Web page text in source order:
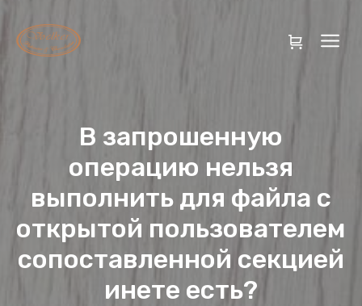
В запрошенную
операцию нельзя
выполнить для файла с
открытой пользователем
сопоставленной секцией
инете есть?